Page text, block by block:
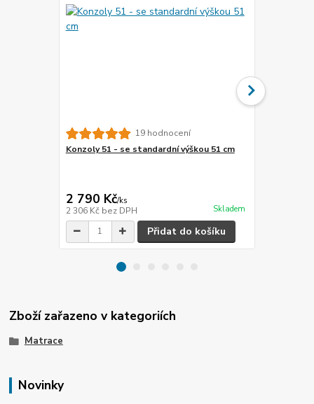
Novinky
19 hodnocení
Konzoly 51 - se standardní výškou 51 cm
2 790 Kč/ks
2 306 Kč bez DPH Skladem
Přidat do košíku
Zboží zařazeno v kategoriích
Matrace